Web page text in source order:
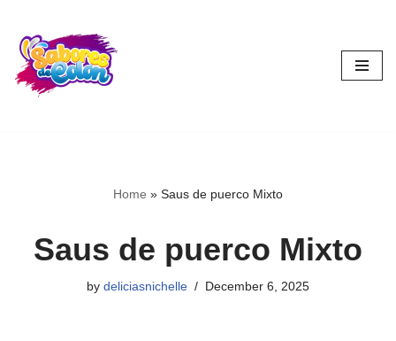
Skip
to
content
Home » Saus de puerco Mixto
Saus de puerco Mixto
by deliciasnichelle December 6, 2025